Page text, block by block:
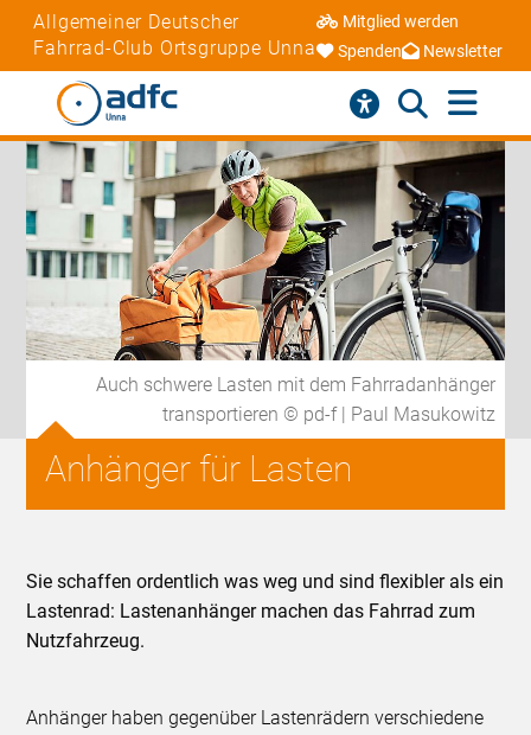
Allgemeiner Deutscher
Fahrrad-Club Ortsgruppe Unna
Mitglied werden
Spenden
Newsletter
Auch schwere Lasten mit dem Fahrradanhänger
transportieren © pd-f | Paul Masukowitz
Anhänger für Lasten
Sie schaffen ordentlich was weg und sind flexibler als ein
Lastenrad: Lastenanhänger machen das Fahrrad zum
Nutzfahrzeug.
Anhänger haben gegenüber Lastenrädern verschiedene